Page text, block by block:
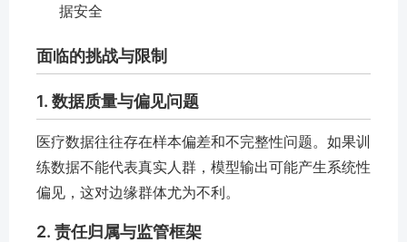
据安全
面临的挑战与限制
1. 数据质量与偏见问题
医疗数据往往存在样本偏差和不完整性问题。如果训
练数据不能代表真实人群，模型输出可能产生系统性
偏见，这对边缘群体尤为不利。
2. 责任归属与监管框架